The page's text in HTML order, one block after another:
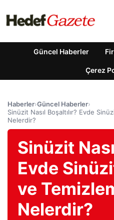
Güncel Haberler
Çerez
Haberler›Güncel Haberler›
Sinüzit Nasıl Boşaltılır? Evde
Nelerdir?
Sinüzit
Evde
ve
Nelerdir?